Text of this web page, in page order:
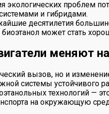
проблем
и гибридами.
десятилетия
может стать
меняют
вызов, но и
системы устойчивого
технологий —
на окружающую